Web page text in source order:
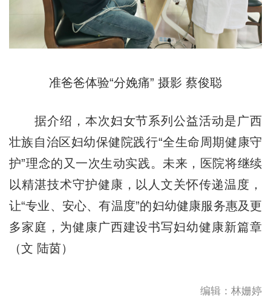
准爸爸体验“分娩痛” 摄影 蔡俊聪
据介绍，本次妇女节系列公益活动是广西
壮族自治区妇幼保健院践行“全生命周期健康守
护”理念的又一次生动实践。未来，医院将继续
以精湛技术守护健康，以人文关怀传递温度，
让“专业、安心、有温度”的妇幼健康服务惠及更
多家庭，为健康广西建设书写妇幼健康新篇章
（文 陆茵）
编辑：林姗婷